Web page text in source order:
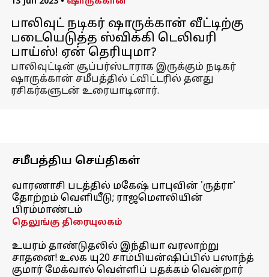
பாலிவுட் நடிகர் ஷாருக்கான் வீட்டிற்கு
படையெடுத்த ஸ்விக்கி டெலிவரி
பாய்ஸ்! ஏன் தெரியுமா?
பாலிவுட்டின் சூப்பர்ஸ்டாராக இருக்கும் நடிகர்
ஷாருக்கான் சமீபத்தில் ட்விட்டரில் தனது
ரசிகர்களுடன் உரையாடினார்.
சமீபத்திய செய்திகள்
வாரணாசி படத்தில் மகேஷ் பாபுவின் 'ருத்ரா'
தோற்றம் வெளியீடு; ராஜமௌலியின்
பிரம்மாண்டம்
தெலுங்கு திரையுலகம்
உயரம் தாண்டுதலில் இந்தியா வரலாற்று
சாதனை! உலக யு20 சாம்பியன்ஷிப்பில் பஸாந்த்
குமார் மேக்வால் வெள்ளிப் பதக்கம் வென்றார்